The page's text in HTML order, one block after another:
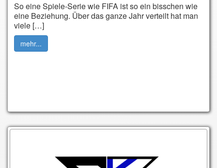
So eine Spiele-Serie wie FIFA ist so ein bisschen wie
eine Beziehung. Über das ganze Jahr verteilt hat man
viele […]
mehr...